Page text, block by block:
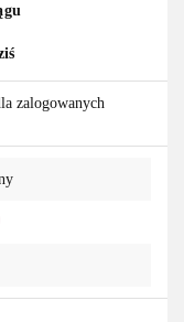
zalogowanych